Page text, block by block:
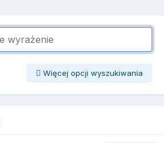
Więcej opcji wyszukiwania